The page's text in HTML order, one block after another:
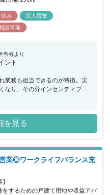
休み
法人営業
談可能
当者より
ント
業務も担当できるのが特徴。実
なり、その分インセンティブも
を見る
業◎ワークライフバランス充
をするための戸建て用地や収益アパ